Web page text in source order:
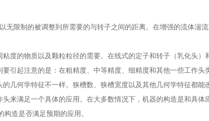
无限制的被调整到所需要的与转子之间的距离。在增强的流体湍
度的物质以及颗粒粒径的需要。在线式的定子和转子（乳化头）
引起注意的是：在粗精度、中等精度、细精度和其他一些工作头
几何学特征不一样。狭槽数、狭槽宽度以及其他几何学特征都能
来满足一个具体的应用。在大多数情况下，机器的构造是和具体
造是否满足预期的应用。